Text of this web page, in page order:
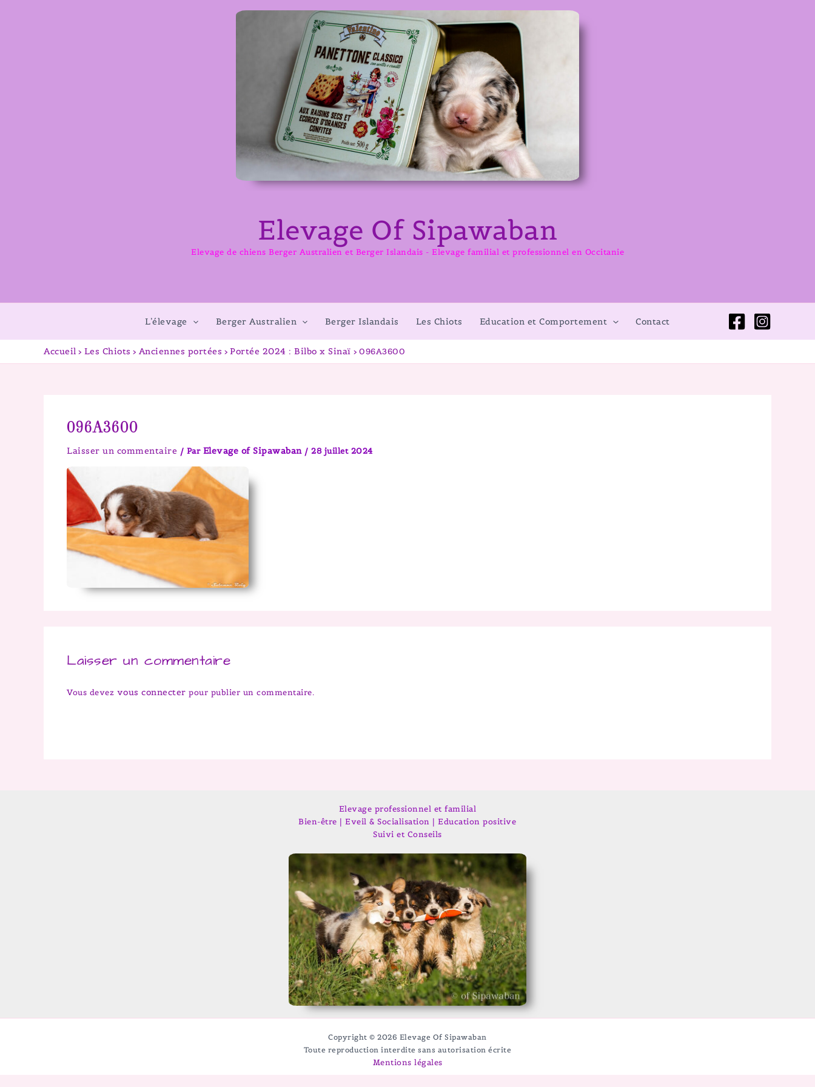
Elevage Of Sipawaban
Elevage de chiens Berger Australien et Berger Islandais - Elevage familial et professionnel en Occitanie
L’élevage Berger Australien Berger Islandais Les Chiots Education et Comportement Contact
Accueil Les Chiots Anciennes portées Portée 2024 : Bilbo x Sinaï 096A3600
096A3600
Laisser un commentaire / Par Elevage of Sipawaban /28 juillet 2024
Laisser un commentaire
Vous devez vous connecter pour publier un commentaire.
Elevage professionnel et familial
Bien-être | Eveil & Socialisation | Education positive
Suivi et Conseils
Copyright © 2026 Elevage Of Sipawaban
Toute reproduction interdite sans autorisation écrite
Mentions légales